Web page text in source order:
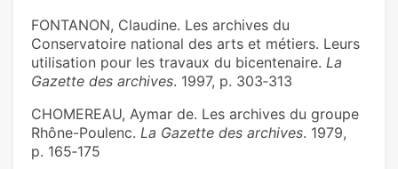
FONTANON, Claudine. Les archives du
Conservatoire national des arts et métiers. Leurs
utilisation pour les travaux du bicentenaire. La
Gazette des archives. 1997, p. 303‑313
CHOMEREAU, Aymar de. Les archives du groupe
Rhône-Poulenc. La Gazette des archives. 1979,
p. 165‑175